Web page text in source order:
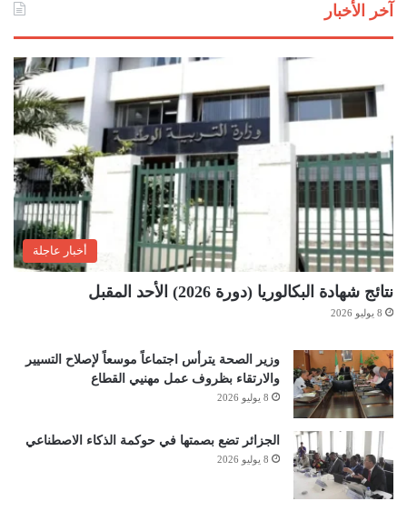
آخر الأخبار
أخبار عاجلة
نتائج شهادة البكالوريا (دورة 2026) الأحد المقبل
8 يوليو 2026
وزير الصحة يترأس اجتماعاً موسعاً لإصلاح التسيير
والارتقاء بظروف عمل مهنيي القطاع
8 يوليو 2026
الجزائر تضع بصمتها في حوكمة الذكاء الاصطناعي
8 يوليو 2026